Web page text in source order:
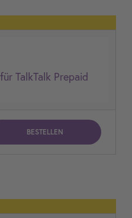
TalkTalk Prepaid
BESTELLEN